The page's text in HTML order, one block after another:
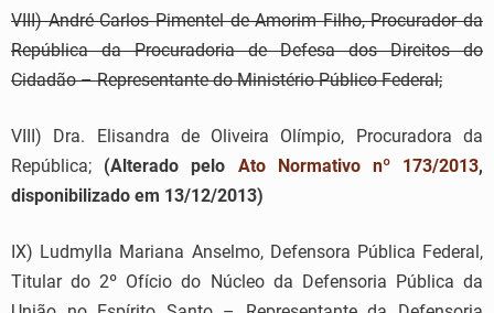
VIII) André Carlos Pimentel de Amorim Filho, Procurador da
República da Procuradoria de Defesa dos Direitos do
Cidadão – Representante do Ministério Público Federal;
VIII) Dra. Elisandra de Oliveira Olímpio, Procuradora da
República; (Alterado pelo Ato Normativo nº 173/2013,
disponibilizado em 13/12/2013)
IX) Ludmylla Mariana Anselmo, Defensora Pública Federal,
Titular do 2º Ofício do Núcleo da Defensoria Pública da